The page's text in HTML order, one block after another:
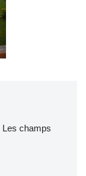
Les champs